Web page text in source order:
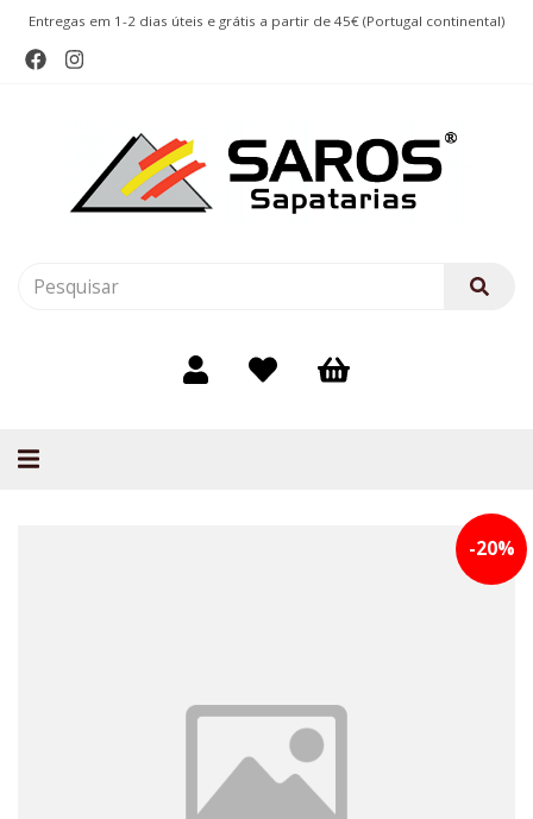
Entregas em 1-2 dias úteis e grátis a partir de 45€ (Portugal continental)
Alternar
-20%